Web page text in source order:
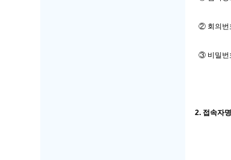
② 회의번
③ 비밀번
2. 접속자